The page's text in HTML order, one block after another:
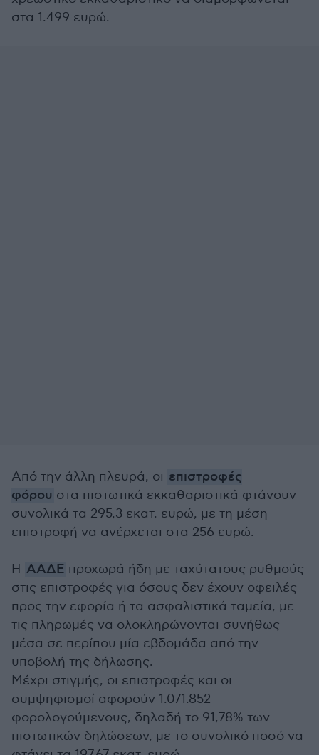
στα 1.499 ευρώ.
Από την άλλη πλευρά, οι επιστροφές
φόρου στα πιστωτικά εκκαθαριστικά φτάνουν
συνολικά τα 295,3 εκατ. ευρώ, με τη μέση
επιστροφή να ανέρχεται στα 256 ευρώ.
Η ΑΑΔΕ προχωρά ήδη με ταχύτατους ρυθμούς
στις επιστροφές για όσους δεν έχουν οφειλές
προς την εφορία ή τα ασφαλιστικά ταμεία, με
τις πληρωμές να ολοκληρώνονται συνήθως
μέσα σε περίπου μία εβδομάδα από την
υποβολή της δήλωσης.
Μέχρι στιγμής, οι επιστροφές και οι
συμψηφισμοί αφορούν 1.071.852
φορολογούμενους, δηλαδή το 91,78% των
πιστωτικών δηλώσεων, με το συνολικό ποσό να